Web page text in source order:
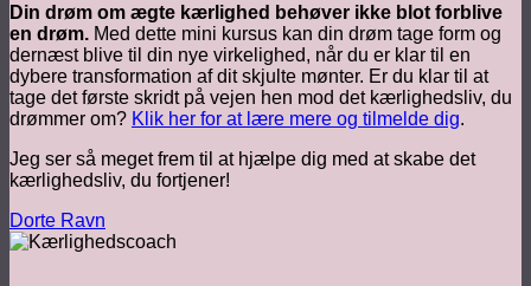
Din drøm om ægte kærlighed behøver ikke blot forblive
en drøm. Med dette mini kursus kan din drøm tage form og
dernæst blive til din nye virkelighed, når du er klar til en
dybere transformation af dit skjulte mønter. Er du klar til at
tage det første skridt på vejen hen mod det kærlighedsliv, du
drømmer om? Klik her for at lære mere og tilmelde dig.
Jeg ser så meget frem til at hjælpe dig med at skabe det
kærlighedsliv, du fortjener!
Dorte Ravn